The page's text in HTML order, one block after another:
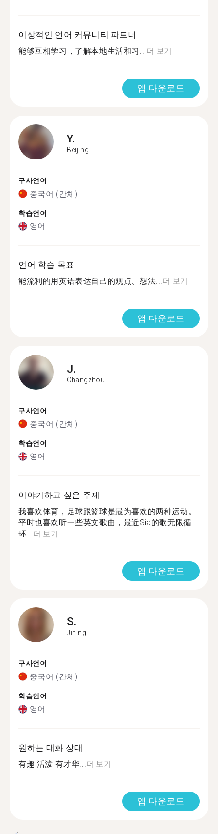
이상적인 언어 커뮤니티 파트너
能够互相学习，了解本地生活和习...더 보기
앱 다운로드
Y.
Beijing
구사언어
중국어 (간체)
학습언어
영어
언어 학습 목표
能流利的用英语表达自己的观点、想法...더 보기
앱 다운로드
J.
Changzhou
구사언어
중국어 (간체)
학습언어
영어
이야기하고 싶은 주제
我喜欢体育，足球跟篮球是最为喜欢的两种运动。
平时也喜欢听一些英文歌曲，最近Sia的歌无限循
环...더 보기
앱 다운로드
S.
Jining
구사언어
중국어 (간체)
학습언어
영어
원하는 대화 상대
有趣 活泼 有才华...더 보기
앱 다운로드